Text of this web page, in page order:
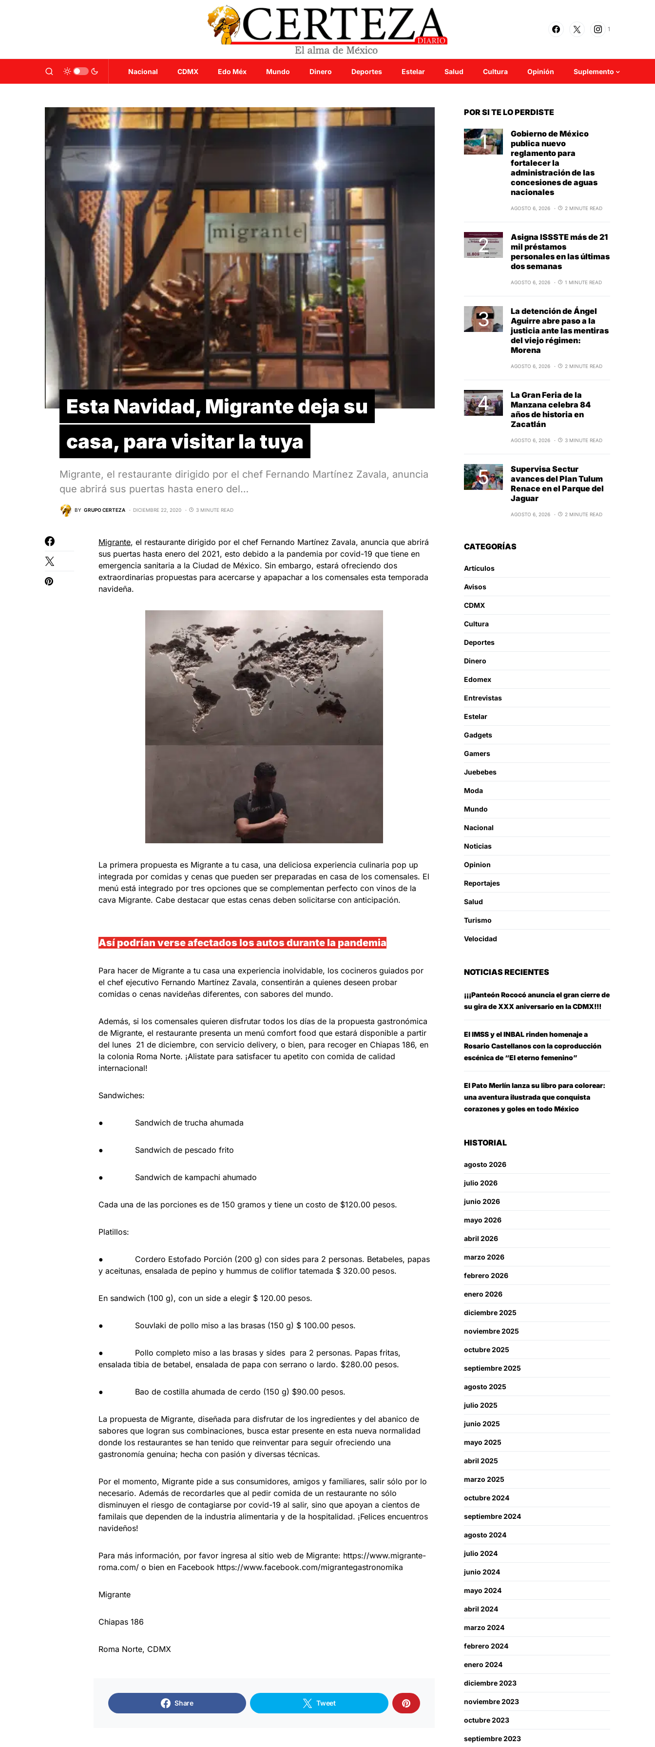
1
Nacional CDMX Edo Méx Mundo Dinero Deportes Estelar Salud Cultura Opinión Suplemento
Esta Navidad, Migrante deja su
casa, para visitar la tuya
Migrante, el restaurante dirigido por el chef Fernando Martínez Zavala, anuncia
que abrirá sus puertas hasta enero del…
BY GRUPO CERTEZA DICIEMBRE 22, 2020 3 MINUTE READ
Migrante, el restaurante dirigido por el chef Fernando Martínez Zavala, anuncia que abrirá
sus puertas hasta enero del 2021, esto debido a la pandemia por covid-19 que tiene en
emergencia sanitaria a la Ciudad de México. Sin embargo, estará ofreciendo dos
extraordinarias propuestas para acercarse y apapachar a los comensales esta temporada
navideña.
La primera propuesta es Migrante a tu casa, una deliciosa experiencia culinaria pop up
integrada por comidas y cenas que pueden ser preparadas en casa de los comensales. El
menú está integrado por tres opciones que se complementan perfecto con vinos de la
cava Migrante. Cabe destacar que estas cenas deben solicitarse con anticipación.
Así podrían verse afectados los autos durante la pandemia
Para hacer de Migrante a tu casa una experiencia inolvidable, los cocineros guiados por
el chef ejecutivo Fernando Martínez Zavala, consentirán a quienes deseen probar
comidas o cenas navideñas diferentes, con sabores del mundo.
Además, si los comensales quieren disfrutar todos los días de la propuesta gastronómica
de Migrante, el restaurante presenta un menú comfort food que estará disponible a partir
del lunes 21 de diciembre, con servicio delivery, o bien, para recoger en Chiapas 186, en
la colonia Roma Norte. ¡Alistate para satisfacer tu apetito con comida de calidad
internacional!
Sandwiches:
● Sandwich de trucha ahumada
● Sandwich de pescado frito
● Sandwich de kampachi ahumado
Cada una de las porciones es de 150 gramos y tiene un costo de $120.00 pesos.
Platillos:
● Cordero Estofado Porción (200 g) con sides para 2 personas. Betabeles, papas
y aceitunas, ensalada de pepino y hummus de coliflor tatemada $ 320.00 pesos.
En sandwich (100 g), con un side a elegir $ 120.00 pesos.
● Souvlaki de pollo miso a las brasas (150 g) $ 100.00 pesos.
● Pollo completo miso a las brasas y sides para 2 personas. Papas fritas,
ensalada tibia de betabel, ensalada de papa con serrano o lardo. $280.00 pesos.
● Bao de costilla ahumada de cerdo (150 g) $90.00 pesos.
La propuesta de Migrante, diseñada para disfrutar de los ingredientes y del abanico de
sabores que logran sus combinaciones, busca estar presente en esta nueva normalidad
donde los restaurantes se han tenido que reinventar para seguir ofreciendo una
gastronomía genuina; hecha con pasión y diversas técnicas.
Por el momento, Migrante pide a sus consumidores, amigos y familiares, salir sólo por lo
necesario. Además de recordarles que al pedir comida de un restaurante no sólo
disminuyen el riesgo de contagiarse por covid-19 al salir, sino que apoyan a cientos de
familais que dependen de la industria alimentaria y de la hospitalidad. ¡Felices encuentros
navideños!
Para más información, por favor ingresa al sitio web de Migrante: https://www.migrante-
roma.com/ o bien en Facebook https://www.facebook.com/migrantegastronomika
Migrante
Chiapas 186
Roma Norte, CDMX
Share Tweet
POR SI TE LO PERDISTE
Gobierno de México
publica nuevo
reglamento para
fortalecer la
administración de las
concesiones de aguas
nacionales
AGOSTO 6, 2026 2 MINUTE READ
Asigna ISSSTE más de 21
mil préstamos
personales en las últimas
dos semanas
AGOSTO 6, 2026 1 MINUTE READ
La detención de Ángel
Aguirre abre paso a la
justicia ante las mentiras
del viejo régimen:
Morena
AGOSTO 6, 2026 2 MINUTE READ
La Gran Feria de la
Manzana celebra 84
años de historia en
Zacatlán
AGOSTO 6, 2026 3 MINUTE READ
Supervisa Sectur
avances del Plan Tulum
Renace en el Parque del
Jaguar
AGOSTO 6, 2026 2 MINUTE READ
CATEGORÍAS
Artículos
Avisos
CDMX
Cultura
Deportes
Dinero
Edomex
Entrevistas
Estelar
Gadgets
Gamers
Juebebes
Moda
Mundo
Nacional
Noticias
Opinion
Reportajes
Salud
Turismo
Velocidad
NOTICIAS RECIENTES
¡¡¡Panteón Rococó anuncia el gran cierre de
su gira de XXX aniversario en la CDMX!!!
El IMSS y el INBAL rinden homenaje a
Rosario Castellanos con la coproducción
escénica de “El eterno femenino”
El Pato Merlín lanza su libro para colorear:
una aventura ilustrada que conquista
corazones y goles en todo México
HISTORIAL
agosto 2026
julio 2026
junio 2026
mayo 2026
abril 2026
marzo 2026
febrero 2026
enero 2026
diciembre 2025
noviembre 2025
octubre 2025
septiembre 2025
agosto 2025
julio 2025
junio 2025
mayo 2025
abril 2025
marzo 2025
octubre 2024
septiembre 2024
agosto 2024
julio 2024
junio 2024
mayo 2024
abril 2024
marzo 2024
febrero 2024
enero 2024
diciembre 2023
noviembre 2023
octubre 2023
septiembre 2023